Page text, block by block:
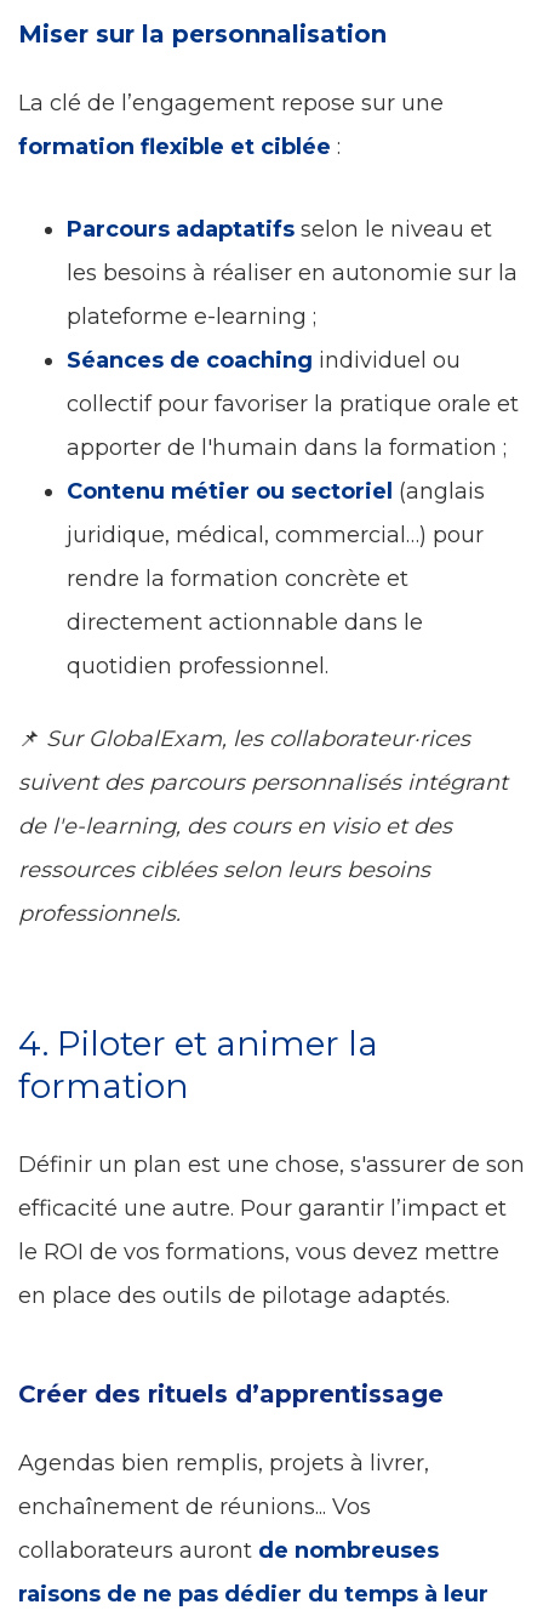
Miser sur la personnalisation
La clé de l’engagement repose sur une
formation flexible et ciblée :
Parcours adaptatifs selon le niveau et
les besoins à réaliser en autonomie sur la
plateforme e-learning ;
Séances de coaching individuel ou
collectif pour favoriser la pratique orale et
apporter de l'humain dans la formation ;
Contenu métier ou sectoriel (anglais
juridique, médical, commercial…) pour
rendre la formation concrète et
directement actionnable dans le
quotidien professionnel.
📌 Sur GlobalExam, les collaborateur·rices
suivent des parcours personnalisés intégrant
de l'e-learning, des cours en visio et des
ressources ciblées selon leurs besoins
professionnels.
4. Piloter et animer la
formation
Définir un plan est une chose, s'assurer de son
efficacité une autre. Pour garantir l’impact et
le ROI de vos formations, vous devez mettre
en place des outils de pilotage adaptés.
Créer des rituels d’apprentissage
Agendas bien remplis, projets à livrer,
enchaînement de réunions... Vos
collaborateurs auront de nombreuses
raisons de ne pas dédier du temps à leur